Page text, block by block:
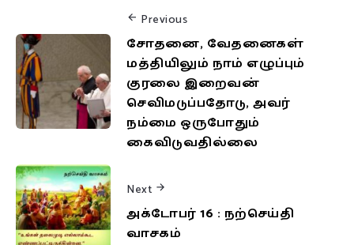
Previous
சோதனை, வேதனைகள்
மத்தியிலும் நாம் எழுப்பும்
குரலை இறைவன்
செவிமடுப்பதோடு, அவர்
நம்மை ஒருபோதும்
கைவிடுவதில்லை
Next
அக்டோபர் 16 : நற்செய்தி
வாசகம்